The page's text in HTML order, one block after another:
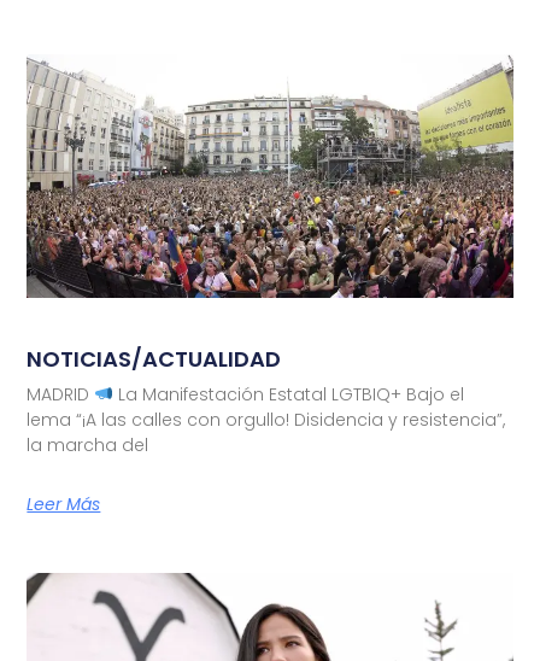
NOTICIAS/ACTUALIDAD
MADRID
La Manifestación Estatal LGTBIQ+ Bajo el
lema “¡A las calles con orgullo! Disidencia y resistencia”,
la marcha del
Leer Más